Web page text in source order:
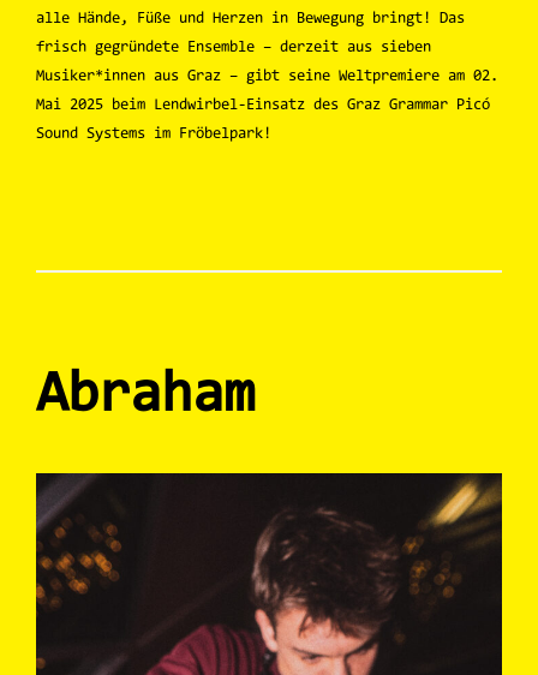
alle Hände, Füße und Herzen in Bewegung bringt! Das
frisch gegründete Ensemble – derzeit aus sieben
Musiker*innen aus Graz – gibt seine Weltpremiere am 02.
Mai 2025 beim Lendwirbel-Einsatz des Graz Grammar Picó
Sound Systems im Fröbelpark!
Abraham